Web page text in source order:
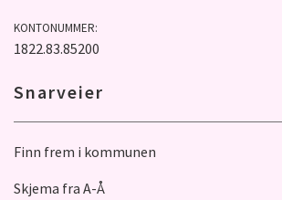
KONTONUMMER:
1822.83.85200
Snarveier
Finn frem i kommunen
Skjema fra A-Å